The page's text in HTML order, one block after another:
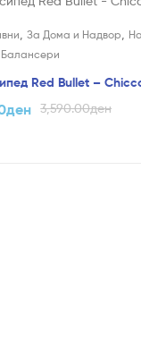
,За Дома и Надвор
Балансери
Red Bullet –
3,590.00ден
ден